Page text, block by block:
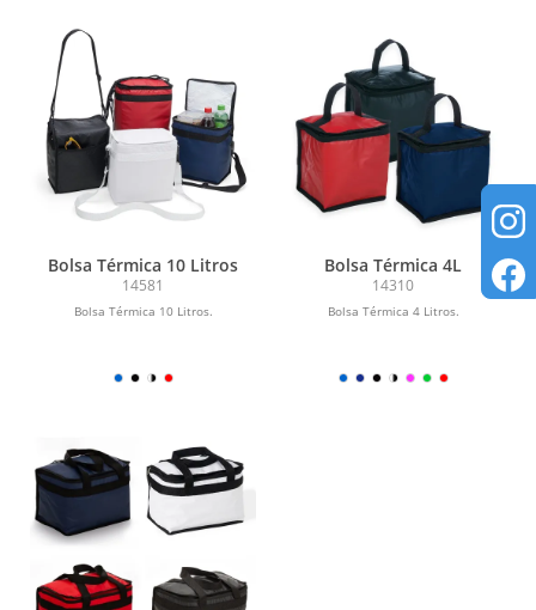
Bolsa Térmica 10 Litros
14581
Bolsa Térmica 10 Litros.
Bolsa Térmica 4L
14310
Bolsa Térmica 4 Litros.